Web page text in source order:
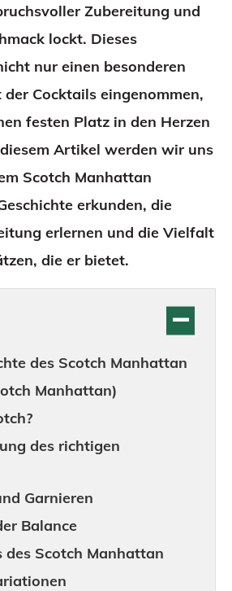
Zubereitung und
lockt. Dieses
nur einen besonderen
Cocktails eingenommen,
festen Platz in den Herzen
Artikel werden wir uns
Scotch Manhattan
erkunden, die
erlernen und die Vielfalt
die er bietet.
des Scotch Manhattan
Manhattan)
des richtigen
Garnieren
Balance
des Scotch Manhattan